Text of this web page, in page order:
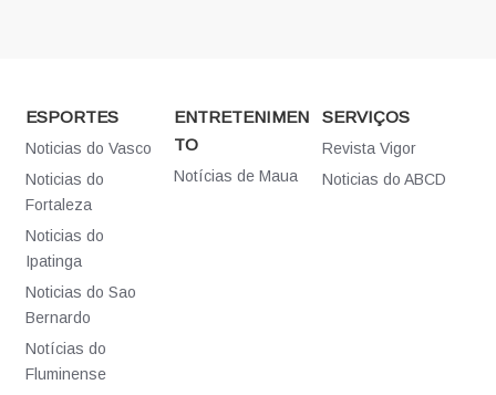
ESPORTES
Noticias do Vasco
Noticias do
Fortaleza
Noticias do
Ipatinga
Noticias do Sao
Bernardo
Notícias do
Fluminense
ENTRETENIMEN
TO
Notícias de Maua
SERVIÇOS
Revista Vigor
Noticias do ABCD